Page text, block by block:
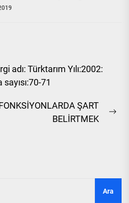
adı: Türktarım Yılı:2002:
sayısı:70-71
ŞART
BELİRTMEK
Ara